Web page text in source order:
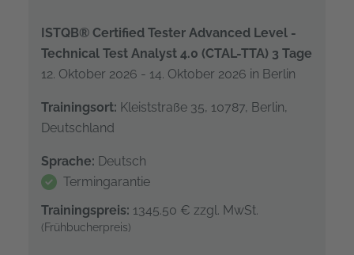
ISTQB® Certified Tester Advanced Level -
Technical Test Analyst 4.0 (CTAL-TTA) 3 Tage
12. Oktober 2026 - 14. Oktober 2026 in Berlin
Trainingsort: Kleiststraße 35, 10787, Berlin,
Deutschland
Sprache: Deutsch
Termingarantie
Trainingspreis: 1345.50 € zzgl. MwSt.
(Frühbucherpreis)